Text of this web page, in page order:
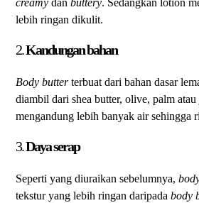
creamy danbuttery. Sedangkan lotion
lebih ringan dikulit.
2.Kandungan bahan
Body butterterbuat dari bahan dasar
diambil dari shea butter, olive, palm atau
mengandung lebih banyak air sehingga
3.Daya serap
Seperti yang diuraikan sebelumnya,
tekstur yang lebih ringan daripadabody